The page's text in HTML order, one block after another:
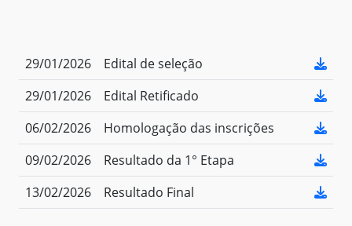
29/01/2026
Edital de seleção
29/01/2026
Edital Retificado
06/02/2026
Homologação das inscrições
09/02/2026
Resultado da 1° Etapa
13/02/2026
Resultado Final